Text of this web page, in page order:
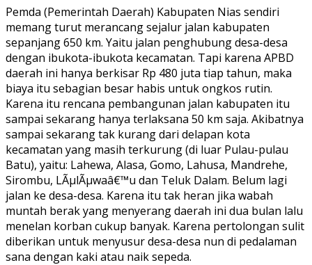
Pemda (Pemerintah Daerah) Kabupaten Nias sendiri
memang turut merancang sejalur jalan kabupaten
sepanjang 650 km. Yaitu jalan penghubung desa-desa
dengan ibukota-ibukota kecamatan. Tapi karena APBD
daerah ini hanya berkisar Rp 480 juta tiap tahun, maka
biaya itu sebagian besar habis untuk ongkos rutin.
Karena itu rencana pembangunan jalan kabupaten itu
sampai sekarang hanya terlaksana 50 km saja. Akibatnya
sampai sekarang tak kurang dari delapan kota
kecamatan yang masih terkurung (di luar Pulau-pulau
Batu), yaitu: Lahewa, Alasa, Gomo, Lahusa, Mandrehe,
Sirombu, LÃµlÃµwaâ€™u dan Teluk Dalam. Belum lagi
jalan ke desa-desa. Karena itu tak heran jika wabah
muntah berak yang menyerang daerah ini dua bulan lalu
menelan korban cukup banyak. Karena pertolongan sulit
diberikan untuk menyusur desa-desa nun di pedalaman
sana dengan kaki atau naik sepeda.